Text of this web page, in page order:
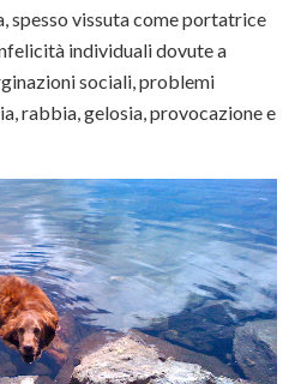
spesso vissuta come portatrice
individuali dovute a
sociali, problemi
rabbia, gelosia, provocazione e